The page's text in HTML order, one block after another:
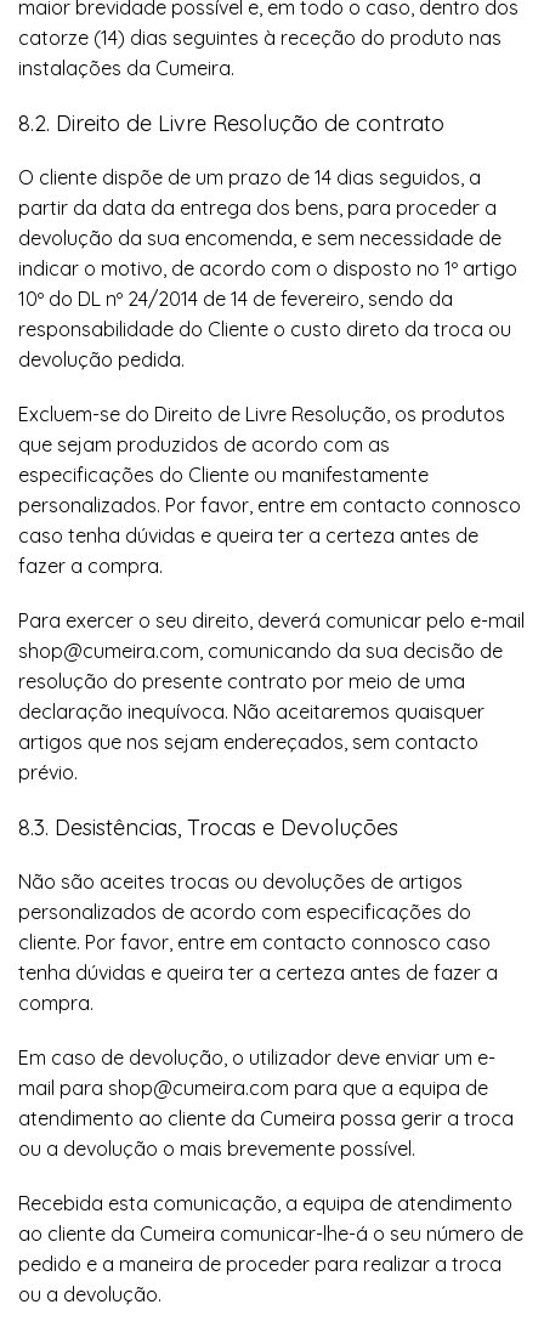
maior brevidade possível e, em todo o caso, dentro dos
catorze (14) dias seguintes à receção do produto nas
instalações da Cumeira.
8.2. Direito de Livre Resolução de contrato
O cliente dispõe de um prazo de 14 dias seguidos, a
partir da data da entrega dos bens, para proceder a
devolução da sua encomenda, e sem necessidade de
indicar o motivo, de acordo com o disposto no 1º artigo
10º do DL nº 24/2014 de 14 de fevereiro, sendo da
responsabilidade do Cliente o custo direto da troca ou
devolução pedida.
Excluem-se do Direito de Livre Resolução, os produtos
que sejam produzidos de acordo com as
especificações do Cliente ou manifestamente
personalizados. Por favor, entre em contacto connosco
caso tenha dúvidas e queira ter a certeza antes de
fazer a compra.
Para exercer o seu direito, deverá comunicar pelo e-mail
shop@cumeira.com, comunicando da sua decisão de
resolução do presente contrato por meio de uma
declaração inequívoca. Não aceitaremos quaisquer
artigos que nos sejam endereçados, sem contacto
prévio.
8.3. Desistências, Trocas e Devoluções
Não são aceites trocas ou devoluções de artigos
personalizados de acordo com especificações do
cliente. Por favor, entre em contacto connosco caso
tenha dúvidas e queira ter a certeza antes de fazer a
compra.
Em caso de devolução, o utilizador deve enviar um e-
mail para shop@cumeira.com para que a equipa de
atendimento ao cliente da Cumeira possa gerir a troca
ou a devolução o mais brevemente possível.
Recebida esta comunicação, a equipa de atendimento
ao cliente da Cumeira comunicar-lhe-á o seu número de
pedido e a maneira de proceder para realizar a troca
ou a devolução.